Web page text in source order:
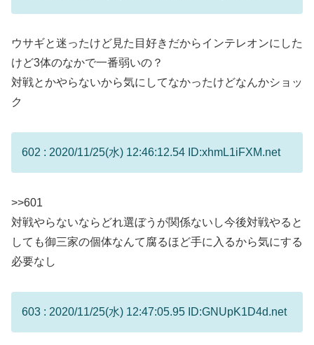
ウサギと迷ったけど見た目好きだからインテレオンにした
けど3体のなかで一番弱いの？
対戦とかやらないから気にしてなかったけどなんかショッ
ク
602 : 2020/11/25(水) 12:46:12.54 ID:xhmL1iFXM.net
>>601
対戦やらないならどれ選ぼうが関係ないし今後対戦やると
しても御三家の個体なんて腐るほど手に入るから気にする
必要なし
603 : 2020/11/25(水) 12:47:05.95 ID:GNUpK1D4d.net